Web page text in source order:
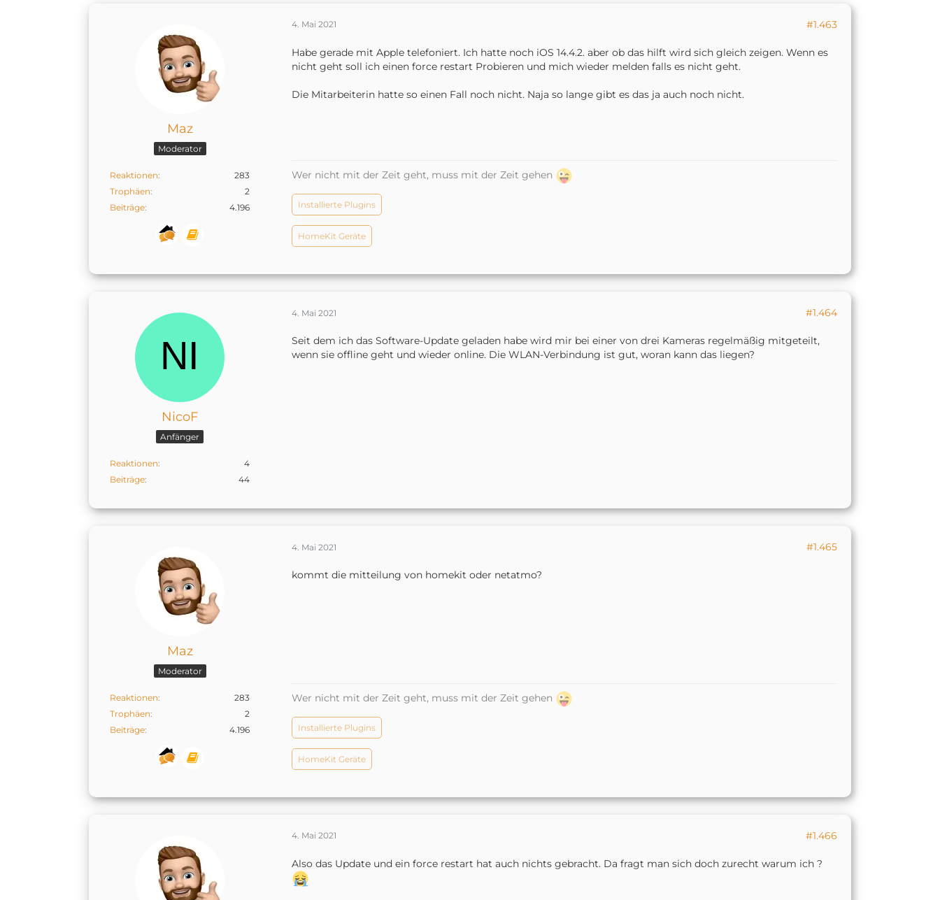
Maz
Moderator
Reaktionen
283
Trophäen
2
Beiträge
4.196
4. Mai 2021 #1.463
Habe gerade mit Apple telefoniert. Ich hatte noch iOS 14.4.2. aber ob das hilft wird sich gleich zeigen. Wenn es
nicht geht soll ich einen force restart Probieren und mich wieder melden falls es nicht geht.
Die Mitarbeiterin hatte so einen Fall noch nicht. Naja so lange gibt es das ja auch noch nicht.
Wer nicht mit der Zeit geht, muss mit der Zeit gehen
Installierte Plugins
HomeKit Geräte
NicoF
Anfänger
Reaktionen
4
Beiträge
44
4. Mai 2021 #1.464
Seit dem ich das Software-Update geladen habe wird mir bei einer von drei Kameras regelmäßig mitgeteilt,
wenn sie offline geht und wieder online. Die WLAN-Verbindung ist gut, woran kann das liegen?
Maz
Moderator
Reaktionen
283
Trophäen
2
Beiträge
4.196
4. Mai 2021 #1.465
kommt die mitteilung von homekit oder netatmo?
Wer nicht mit der Zeit geht, muss mit der Zeit gehen
Installierte Plugins
HomeKit Geräte
4. Mai 2021 #1.466
Also das Update und ein force restart hat auch nichts gebracht. Da fragt man sich doch zurecht warum ich ?